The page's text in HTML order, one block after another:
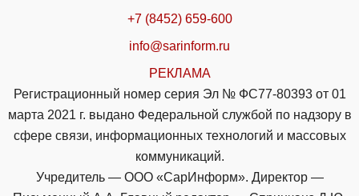
+7 (8452) 659-600
info@sarinform.ru
РЕКЛАМА
Регистрационный номер серия Эл № ФС77-80393 от 01
марта 2021 г. выдано Федеральной службой по надзору в
сфере связи, информационных технологий и массовых
коммуникаций.
Учредитель — ООО «СарИнформ». Директор —